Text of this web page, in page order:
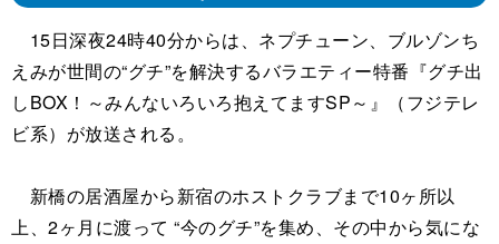
15日深夜24時40分からは、ネプチューン、ブルゾンち
えみが世間の“グチ”を解決するバラエティー特番『グチ出
しBOX！～みんないろいろ抱えてますSP～』（フジテレ
ビ系）が放送される。
新橋の居酒屋から新宿のホストクラブまで10ヶ所以
上、2ヶ月に渡って “今のグチ”を集め、その中から気にな